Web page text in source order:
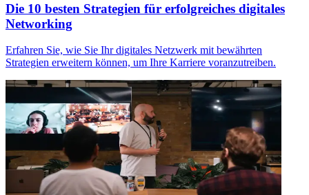
Die 10 besten Strategien für erfolgreiches digitales
Networking
Erfahren Sie, wie Sie Ihr digitales Netzwerk mit bewährten
Strategien erweitern können, um Ihre Karriere voranzutreiben.